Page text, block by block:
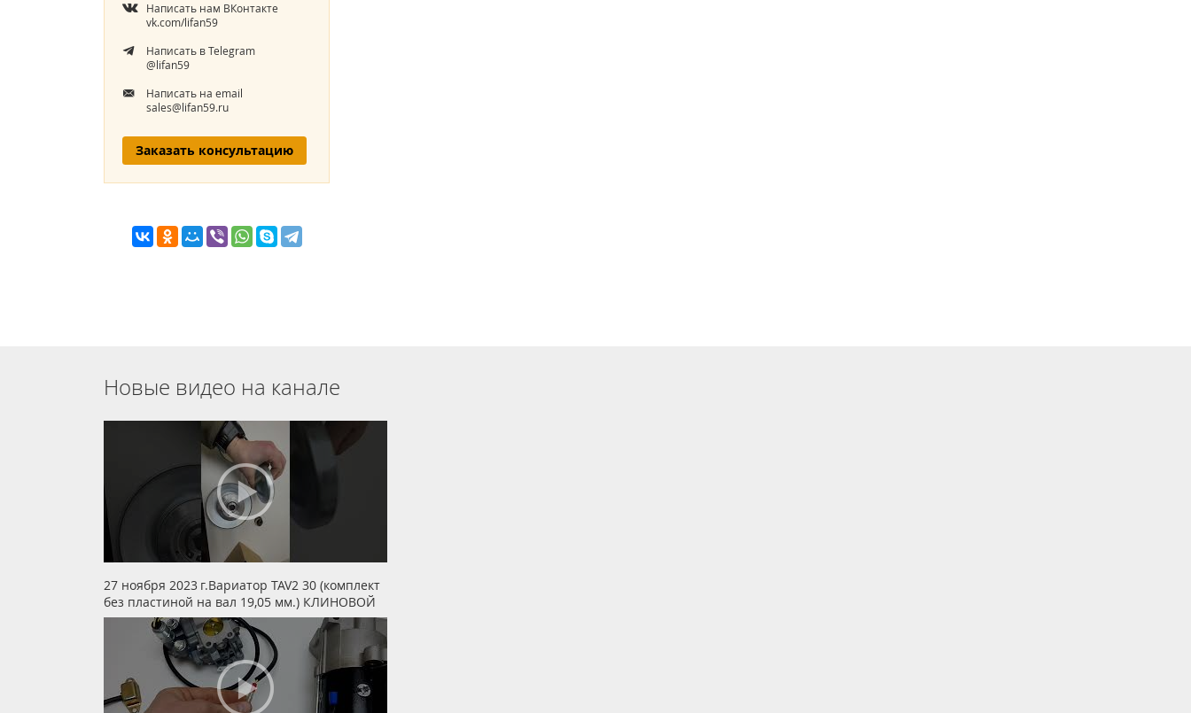
Написать нам ВКонтакте
vk.com/lifan59
Написать в Telegram
@lifan59
Написать на email
sales@lifan59.ru
Заказать консультацию
Новые видео на канале
27 ноября 2023 г.Вариатор TAV2 30 (комплект
без пластиной на вал 19,05 мм.) КЛИНОВОЙ